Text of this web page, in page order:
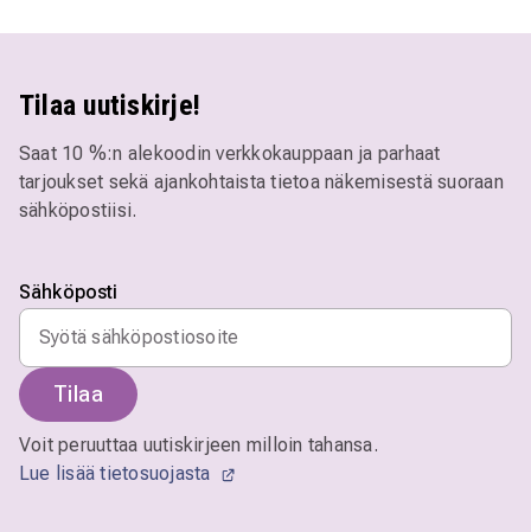
Tilaa uutiskirje!
Saat 10 %:n alekoodin verkkokauppaan ja parhaat
tarjoukset sekä ajankohtaista tietoa näkemisestä suoraan
sähköpostiisi.
Sähköposti
Tilaa
Voit peruuttaa uutiskirjeen milloin tahansa.
Lue lisää tietosuojasta